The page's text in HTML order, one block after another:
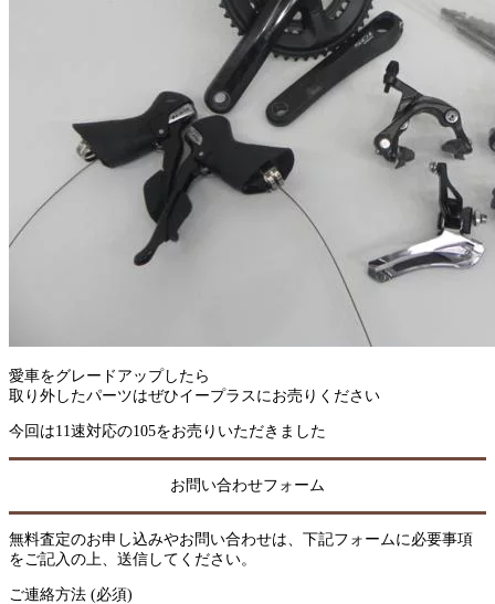
愛車をグレードアップしたら
取り外したパーツはぜひイープラスにお売りください
今回は11速対応の105をお売りいただきました
お問い合わせフォーム
無料査定のお申し込みやお問い合わせは、下記フォームに必要事項
をご記入の上、送信してください。
ご連絡方法 (必須)